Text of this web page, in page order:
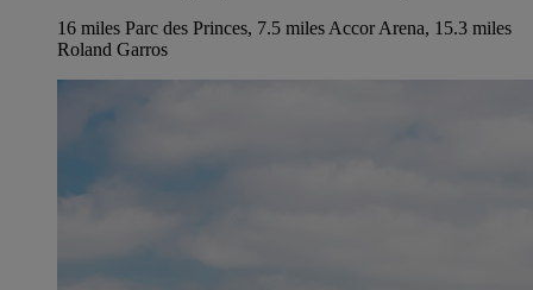
16 miles Parc des Princes, 7.5 miles Accor Arena, 15.3 miles
Roland Garros